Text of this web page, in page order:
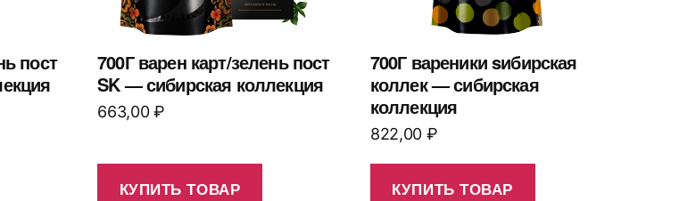
пост
700Г варен карт/зелень пост
SK — сибирская коллекция
663,00₽
КУПИТЬ ТОВАР
700Г вареники sибирская
коллек — сибирская
коллекция
822,00 ₽
КУПИТЬ ТОВАР